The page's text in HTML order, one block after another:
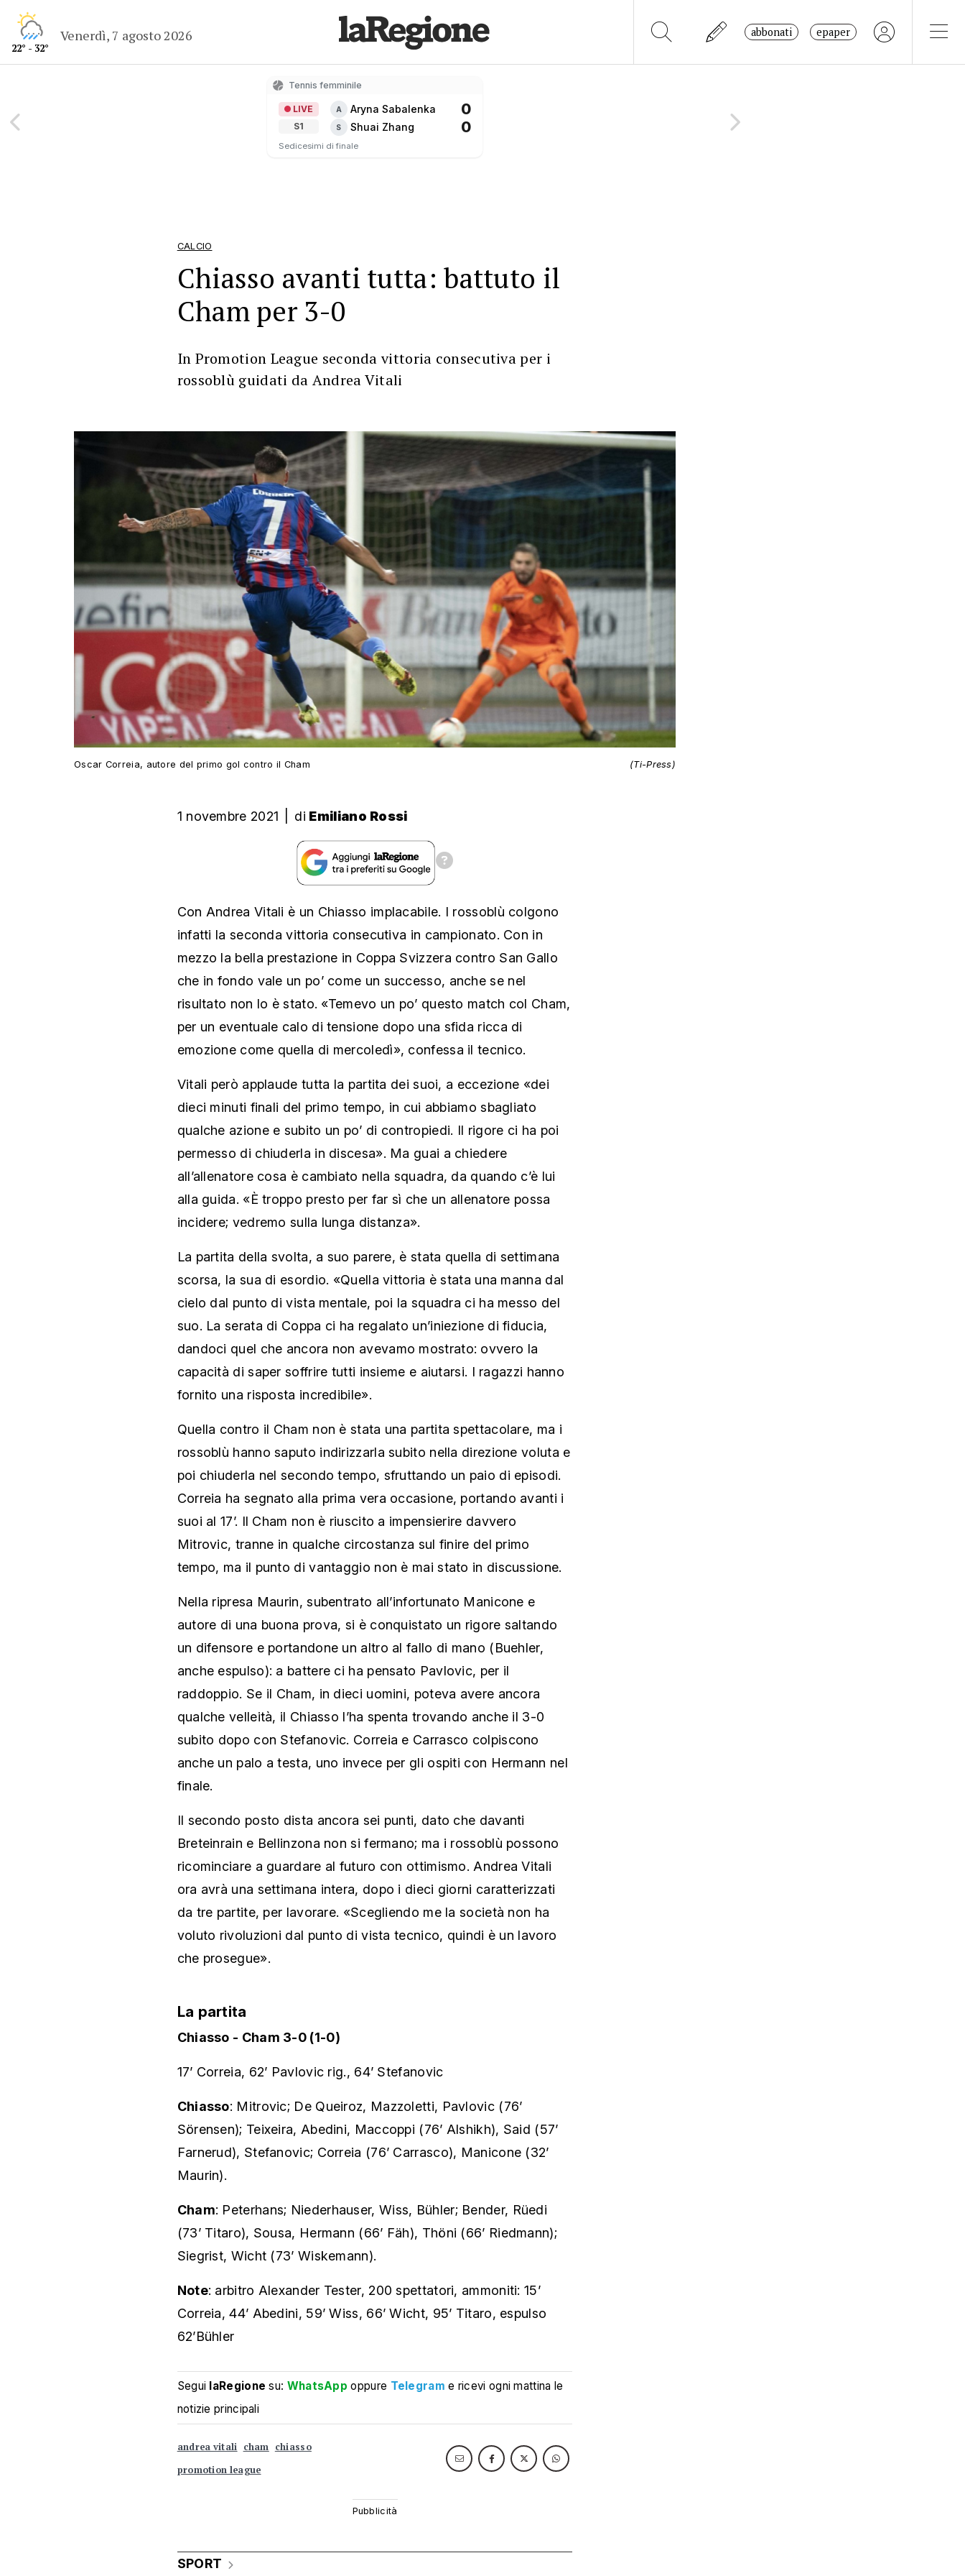
22° - 32°
Venerdì, 7 agosto 2026 abbonati epaper
Tennis femminile
LIVE
S1
A Aryna Sabalenka 0
S Shuai Zhang 0
Sedicesimi di finale
CALCIO
Chiasso avanti tutta: battuto il
Cham per 3-0
In Promotion League seconda vittoria consecutiva per i
rossoblù guidati da Andrea Vitali
Oscar Correia, autore del primo gol contro il Cham (Ti-Press)
1 novembre 2021 di Emiliano Rossi
Con Andrea Vitali è un Chiasso implacabile. I rossoblù colgono
infatti la seconda vittoria consecutiva in campionato. Con in
mezzo la bella prestazione in Coppa Svizzera contro San Gallo
che in fondo vale un po’ come un successo, anche se nel
risultato non lo è stato. «Temevo un po’ questo match col Cham,
per un eventuale calo di tensione dopo una sfida ricca di
emozione come quella di mercoledì», confessa il tecnico.
Vitali però applaude tutta la partita dei suoi, a eccezione «dei
dieci minuti finali del primo tempo, in cui abbiamo sbagliato
qualche azione e subito un po’ di contropiedi. Il rigore ci ha poi
permesso di chiuderla in discesa». Ma guai a chiedere
all’allenatore cosa è cambiato nella squadra, da quando c’è lui
alla guida. «È troppo presto per far sì che un allenatore possa
incidere; vedremo sulla lunga distanza».
La partita della svolta, a suo parere, è stata quella di settimana
scorsa, la sua di esordio. «Quella vittoria è stata una manna dal
cielo dal punto di vista mentale, poi la squadra ci ha messo del
suo. La serata di Coppa ci ha regalato un’iniezione di fiducia,
dandoci quel che ancora non avevamo mostrato: ovvero la
capacità di saper soffrire tutti insieme e aiutarsi. I ragazzi hanno
fornito una risposta incredibile».
Quella contro il Cham non è stata una partita spettacolare, ma i
rossoblù hanno saputo indirizzarla subito nella direzione voluta e
poi chiuderla nel secondo tempo, sfruttando un paio di episodi.
Correia ha segnato alla prima vera occasione, portando avanti i
suoi al 17’. Il Cham non è riuscito a impensierire davvero
Mitrovic, tranne in qualche circostanza sul finire del primo
tempo, ma il punto di vantaggio non è mai stato in discussione.
Nella ripresa Maurin, subentrato all’infortunato Manicone e
autore di una buona prova, si è conquistato un rigore saltando
un difensore e portandone un altro al fallo di mano (Buehler,
anche espulso): a battere ci ha pensato Pavlovic, per il
raddoppio. Se il Cham, in dieci uomini, poteva avere ancora
qualche velleità, il Chiasso l’ha spenta trovando anche il 3-0
subito dopo con Stefanovic. Correia e Carrasco colpiscono
anche un palo a testa, uno invece per gli ospiti con Hermann nel
finale.
Il secondo posto dista ancora sei punti, dato che davanti
Breteinrain e Bellinzona non si fermano; ma i rossoblù possono
ricominciare a guardare al futuro con ottimismo. Andrea Vitali
ora avrà una settimana intera, dopo i dieci giorni caratterizzati
da tre partite, per lavorare. «Scegliendo me la società non ha
voluto rivoluzioni dal punto di vista tecnico, quindi è un lavoro
che prosegue».
La partita
Chiasso - Cham 3-0 (1-0)
17’ Correia, 62’ Pavlovic rig., 64’ Stefanovic
Chiasso: Mitrovic; De Queiroz, Mazzoletti, Pavlovic (76’
Sörensen); Teixeira, Abedini, Maccoppi (76’ Alshikh), Said (57’
Farnerud), Stefanovic; Correia (76’ Carrasco), Manicone (32’
Maurin).
Cham: Peterhans; Niederhauser, Wiss, Bühler; Bender, Rüedi
(73’ Titaro), Sousa, Hermann (66’ Fäh), Thöni (66’ Riedmann);
Siegrist, Wicht (73’ Wiskemann).
Note: arbitro Alexander Tester, 200 spettatori, ammoniti: 15’
Correia, 44’ Abedini, 59’ Wiss, 66’ Wicht, 95’ Titaro, espulso
62’Bühler
Segui laRegione su: WhatsApp oppure Telegram e ricevi ogni mattina le
notizie principali
andrea vitali cham chiasso
promotion league
SPORT